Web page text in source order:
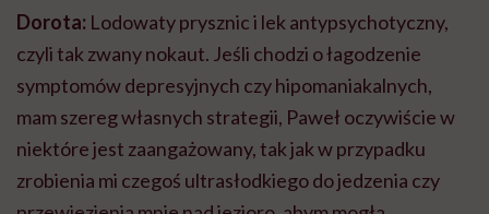
Dorota: Lodowaty prysznic i lek antypsychotyczny,
czyli tak zwany nokaut. Jeśli chodzi o łagodzenie
symptomów depresyjnych czy hipomaniakalnych,
mam szereg własnych strategii, Paweł oczywiście w
niektóre jest zaangażowany, tak jak w przypadku
zrobienia mi czegoś ultrasłodkiego do jedzenia czy